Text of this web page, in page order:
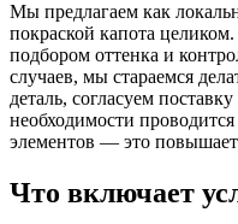
Мы предлагаем как
покраской капота
подбором оттенка и
случаев, мы стараемся
деталь, согласуем
необходимости
элементов — это повышает
Что включает